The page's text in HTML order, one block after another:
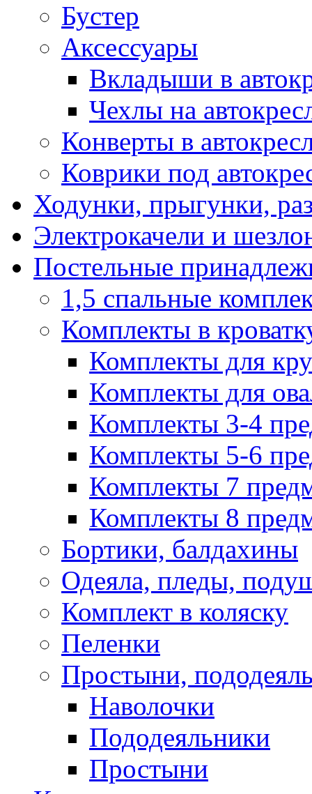
Бустер
Аксессуары
Вкладыши в
Чехлы на
Конверты в
Коврики под
Ходунки, прыгунки,
Электрокачели и
Постельные
1,5 спальные
Комплекты в
Комплекты для
Комплекты для
Комплекты 3-4
Комплекты 5-6
Комплекты 7
Комплекты 8
Бортики, балдахины
Одеяла, пледы,
Комплект в коляску
Пеленки
Простыни,
Наволочки
Пододеяльники
Простыни